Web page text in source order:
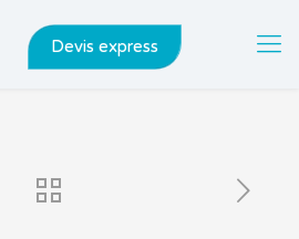
Devis express